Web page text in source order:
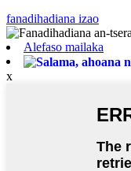
fanadihadiana izao
Alefaso mailaka
x